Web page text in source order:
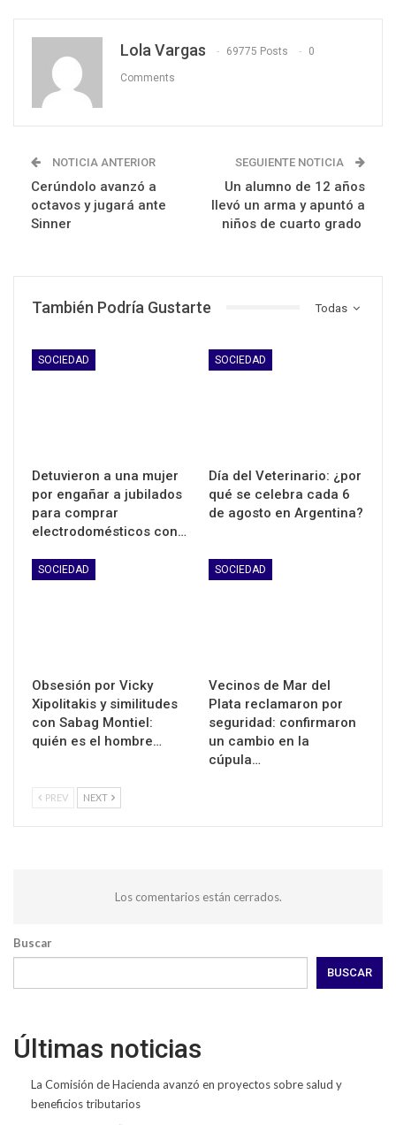
Lola Vargas 69775 Posts 0
Comments
NOTICIA ANTERIOR
Cerúndolo avanzó a
octavos y jugará ante
Sinner
SEGUIENTE NOTICIA
Un alumno de 12 años
llevó un arma y apuntó a
niños de cuarto grado
Todas
También Podría Gustarte
SOCIEDAD
Detuvieron a una mujer
por engañar a jubilados
para comprar
electrodomésticos con…
SOCIEDAD
Día del Veterinario: ¿por
qué se celebra cada 6
de agosto en Argentina?
SOCIEDAD
Obsesión por Vicky
Xipolitakis y similitudes
con Sabag Montiel:
quién es el hombre…
SOCIEDAD
Vecinos de Mar del
Plata reclamaron por
seguridad: confirmaron
un cambio en la
cúpula…
PREV NEXT
Los comentarios están cerrados.
Buscar
BUSCAR
Últimas noticias
La Comisión de Hacienda avanzó en proyectos sobre salud y
beneficios tributarios